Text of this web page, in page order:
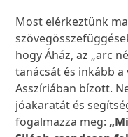
Most elérkeztünk
hogy Áház, az „arc
tanácsát és inkább
Asszíriában bízott.
jóakaratát és
fogalmazza meg: